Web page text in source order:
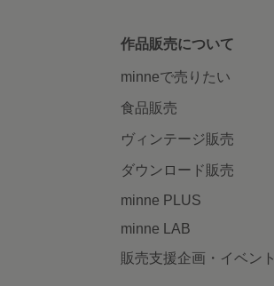
作品販売について
minneで売りたい
食品販売
ヴィンテージ販売
ダウンロード販売
minne PLUS
minne LAB
販売支援企画・イベント